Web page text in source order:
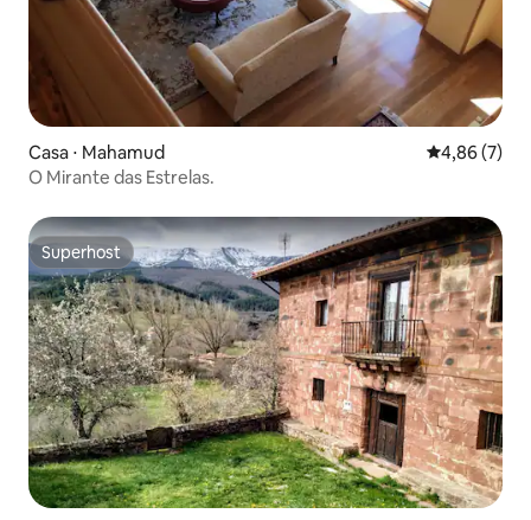
Casa ⋅ Mahamud 4,86 de uma
4,86 (7)
O Mirante das Estrelas.
Superhost
Superhost